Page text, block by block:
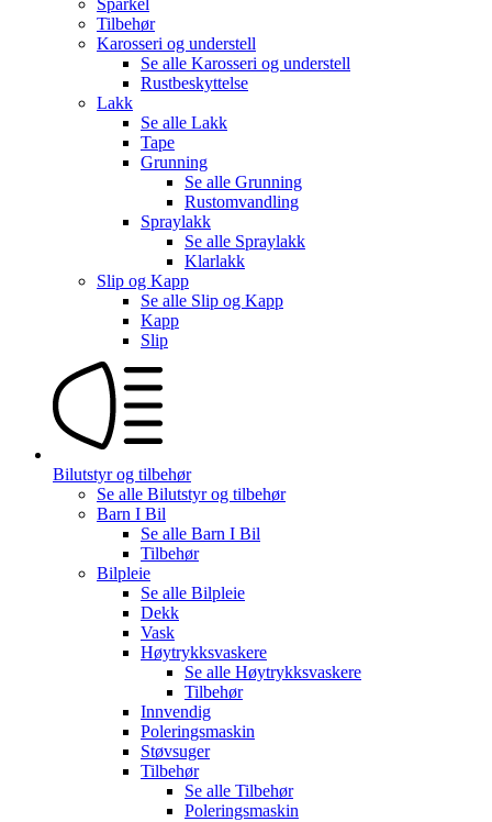
Tilbehør
Karosseri og understell
Se alle Karosseri og understell
Rustbeskyttelse
Lakk
Se alle Lakk
Tape
Grunning
Se alle Grunning
Rustomvandling
Spraylakk
Se alle Spraylakk
Klarlakk
Slip og Kapp
Se alle Slip og Kapp
Kapp
Slip
Bilutstyr og tilbehør
Se alle Bilutstyr og tilbehør
Barn I Bil
Se alle Barn I Bil
Tilbehør
Bilpleie
Se alle Bilpleie
Dekk
Vask
Høytrykksvaskere
Se alle Høytrykksvaskere
Tilbehør
Innvendig
Poleringsmaskin
Støvsuger
Tilbehør
Se alle Tilbehør
Poleringsmaskin